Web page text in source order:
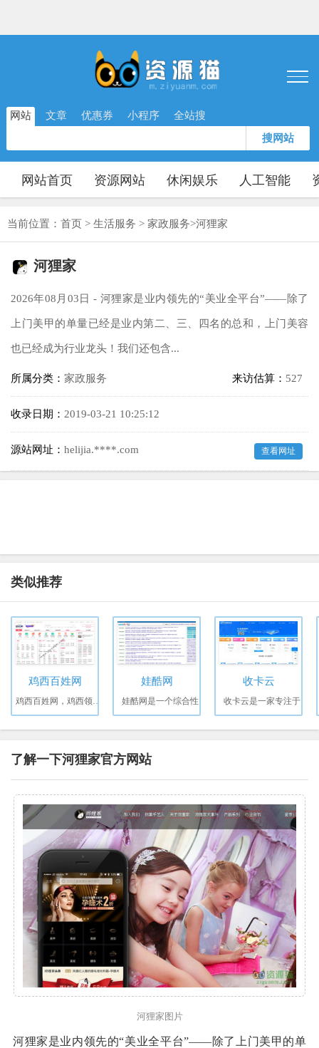
网站 文章 优惠券 小程序 全站搜
搜网站
网站首页 资源网站 休闲娱乐 人工智能
当前位置： 首页 > 生活服务 > 家政服务>河狸家
河狸家
2026年08月03日 - 河狸家是业内领先的“美业全平台”——除了
上门美甲的单量已经是业内第二、三、四名的总和，上门美容
也已经成为行业龙头！我们还包含...
所属分类： 家政服务 来访估算： 527
收录日期： 2019-03-21 10:25:12
源站网址： helijia.****.com 查看网址
类似推荐
鸡西百姓网
鸡西百姓网，鸡西领先的
娃酷网
娃酷网是一个综合性
收卡云
收卡云是一家专注于
了解一下河狸家官方网站
河狸家图片
河狸家是业内领先的“美业全平台”——除了上门美甲的单